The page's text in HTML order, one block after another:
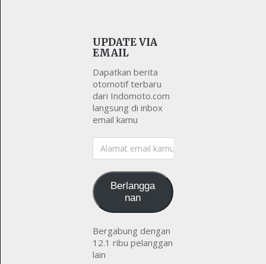
UPDATE VIA
EMAIL
Dapatkan berita
otomotif terbaru
dari Indomoto.com
langsung di inbox
email kamu
Alamat
email
Berlangga
nan
Bergabung dengan
12.1 ribu pelanggan
lain